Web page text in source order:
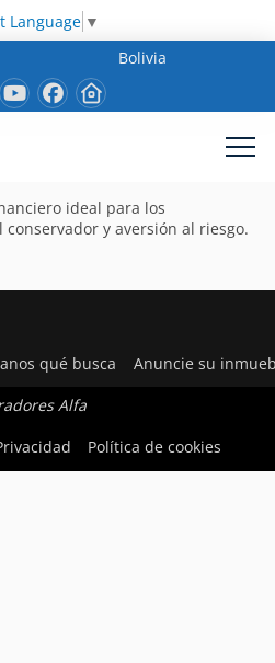
Language ▼
Bolivia
ideal para los
y aversión al riesgo.
qué busca Anuncie su
Alfa
Política de cookies